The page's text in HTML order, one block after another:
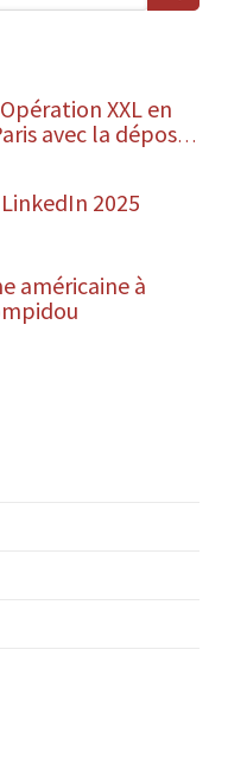
XXL en
avec la dépose
2025
américaine à